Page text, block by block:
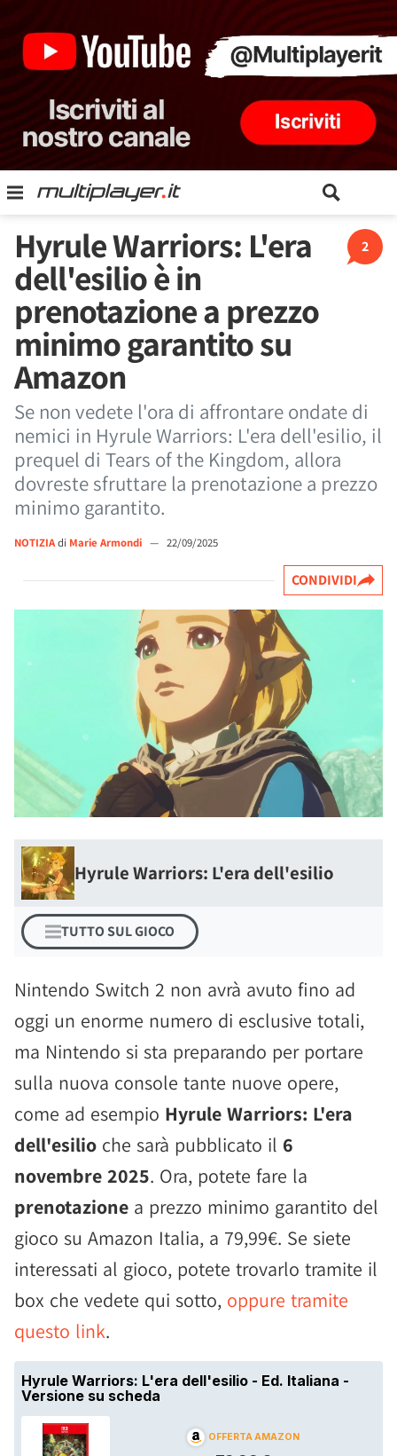
2
Hyrule Warriors: L'era
dell'esilio è in
prenotazione a prezzo
minimo garantito su
Amazon
Se non vedete l'ora di affrontare ondate di
nemici in Hyrule Warriors: L'era dell'esilio, il
prequel di Tears of the Kingdom, allora
dovreste sfruttare la prenotazione a prezzo
minimo garantito.
NOTIZIAdi Marie Armondi — 22/09/2025
CONDIVIDI
Hyrule Warriors: L'era dell'esilio
TUTTO SUL GIOCO
Nintendo Switch 2 non avrà avuto fino ad
oggi un enorme numero di esclusive totali,
ma Nintendo si sta preparando per portare
sulla nuova console tante nuove opere,
come ad esempio Hyrule Warriors: L'era
dell'esilio che sarà pubblicato il 6
novembre 2025. Ora, potete fare la
prenotazione a prezzo minimo garantito del
gioco su Amazon Italia, a 79,99€. Se siete
interessati al gioco, potete trovarlo tramite il
box che vedete qui sotto, oppure tramite
questo link.